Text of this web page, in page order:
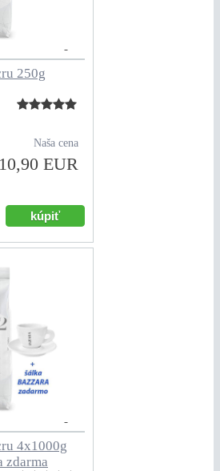
250g
Naša cena
10,90 EUR
4x1000g
zdarma